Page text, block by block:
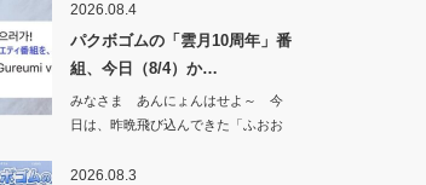
2026.08.4
パクボゴムの「雲月10周年」番
組、今日（8/4）か…
みなさま あんにょんはせよ～ 今
日は、昨晩飛び込んできた「ふおお
2026.08.3